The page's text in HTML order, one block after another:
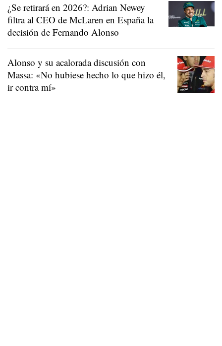
¿Se retirará en 2026?: Adrian Newey
filtra al CEO de McLaren en España la
decisión de Fernando Alonso
Alonso y su acalorada discusión con
Massa: «No hubiese hecho lo que hizo él,
ir contra mí»